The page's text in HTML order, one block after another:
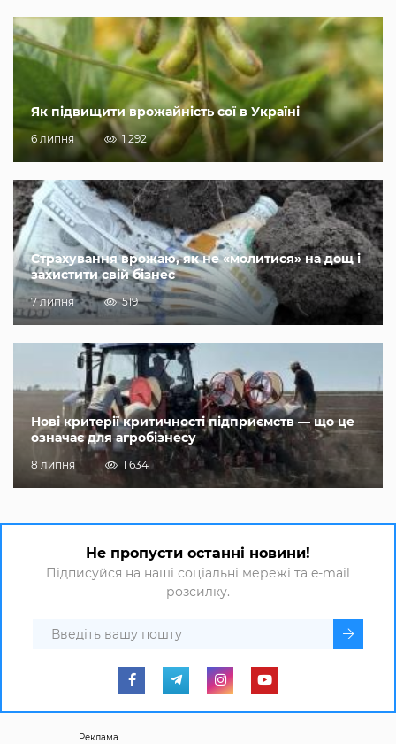
Як підвищити врожайність сої в Україні
6 липня 1 292
Страхування врожаю, як не «молитися» на дощ і
захистити свій бізнес
7 липня 519
Нові критерії критичності підприємств — що це
означає для агробізнесу
8 липня 1 634
Не пропусти останні новини!
Підписуйся на наші соціальні мережі та e-mail
розсилку.
Реклама